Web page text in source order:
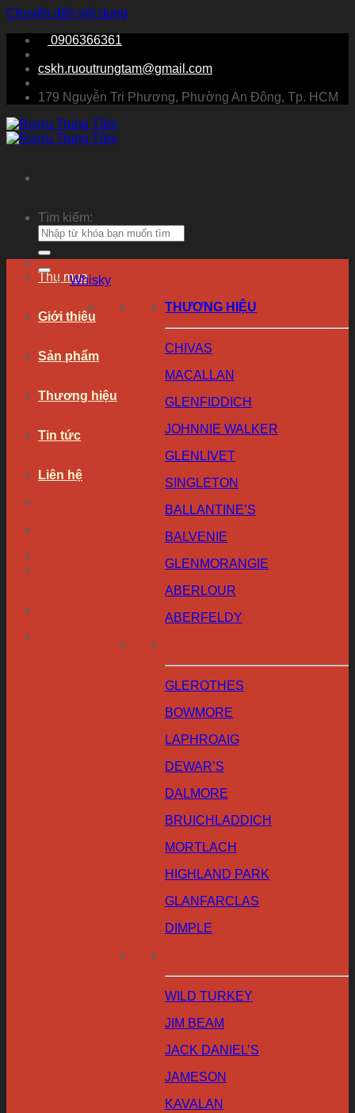
Chuyển đến nội dung
0906366361
cskh.ruoutrungtam@gmail.com
179 Nguyễn Tri Phương, Phường An Đông, Tp. HCM
Tìm kiếm:
Thu mua
Giới thiệu
Sản phẩm
Thương hiệu
Tin tức
Liên hệ
Whisky
THƯƠNG HIỆU
CHIVAS
MACALLAN
GLENFIDDICH
JOHNNIE WALKER
GLENLIVET
SINGLETON
BALLANTINE’S
BALVENIE
GLENMORANGIE
ABERLOUR
ABERFELDY
GLEROTHES
BOWMORE
LAPHROAIG
DEWAR’S
DALMORE
BRUICHLADDICH
MORTLACH
HIGHLAND PARK
GLANFARCLAS
DIMPLE
WILD TURKEY
JIM BEAM
JACK DANIEL’S
JAMESON
KAVALAN